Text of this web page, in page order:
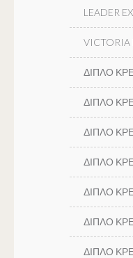
LEADER
VICTORIA
ΔΙΠΛΟ
ΔΙΠΛΟ
ΔΙΠΛΟ
ΔΙΠΛΟ
ΔΙΠΛΟ
ΔΙΠΛΟ
ΔΙΠΛΟ